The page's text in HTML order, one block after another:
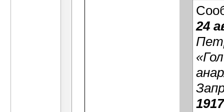
24
1917